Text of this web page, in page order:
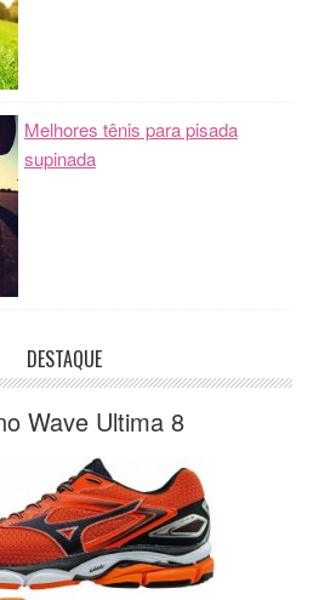
Melhores tênis para pisada
supinada
DESTAQUE
Wave Ultima 8